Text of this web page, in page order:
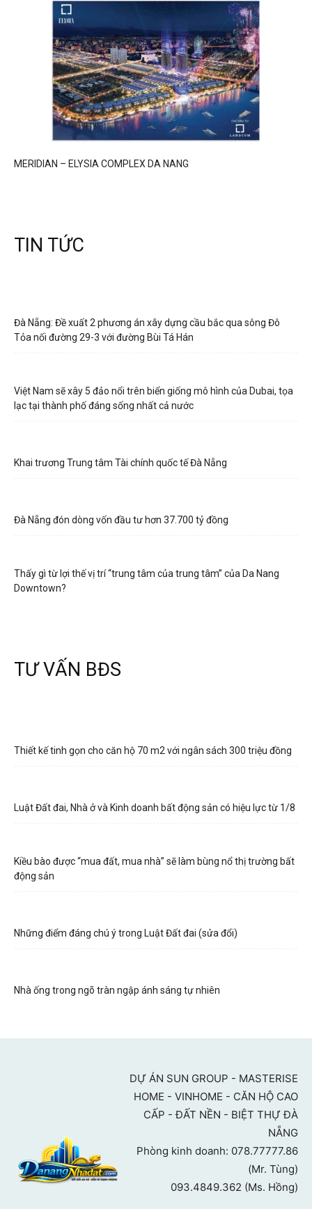
MERIDIAN – ELYSIA COMPLEX DA NANG
TIN TỨC
Đà Nẵng: Đề xuất 2 phương án xây dựng cầu bắc qua sông Đô
Tỏa nối đường 29-3 với đường Bùi Tá Hán
Việt Nam sẽ xây 5 đảo nổi trên biển giống mô hình của Dubai, tọa
lạc tại thành phố đáng sống nhất cả nước
Khai trương Trung tâm Tài chính quốc tế Đà Nẵng
Đà Nẵng đón dòng vốn đầu tư hơn 37.700 tỷ đồng
Thấy gì từ lợi thế vị trí “trung tâm của trung tâm” của Da Nang
Downtown?
TƯ VẤN BĐS
Thiết kế tinh gọn cho căn hộ 70 m2 với ngân sách 300 triệu đồng
Luật Đất đai, Nhà ở và Kinh doanh bất động sản có hiệu lực từ 1/8
Kiều bào được “mua đất, mua nhà” sẽ làm bùng nổ thị trường bất
động sản
Những điểm đáng chú ý trong Luật Đất đai (sửa đổi)
Nhà ống trong ngõ tràn ngập ánh sáng tự nhiên
DỰ ÁN SUN GROUP - MASTERISE
HOME - VINHOME - CĂN HỘ CAO
CẤP - ĐẤT NỀN - BIỆT THỰ ĐÀ
NẴNG
Phòng kinh doanh: 078.77777.86
(Mr. Tùng)
093.4849.362 (Ms. Hồng)